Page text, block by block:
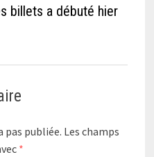
billets a débuté hier
pas publiée. Les champs
*